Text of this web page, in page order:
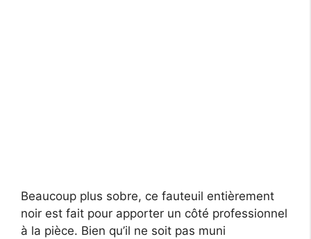
Beaucoup plus sobre, ce fauteuil entièrement
noir est fait pour apporter un côté professionnel
à la pièce. Bien qu’il ne soit pas muni